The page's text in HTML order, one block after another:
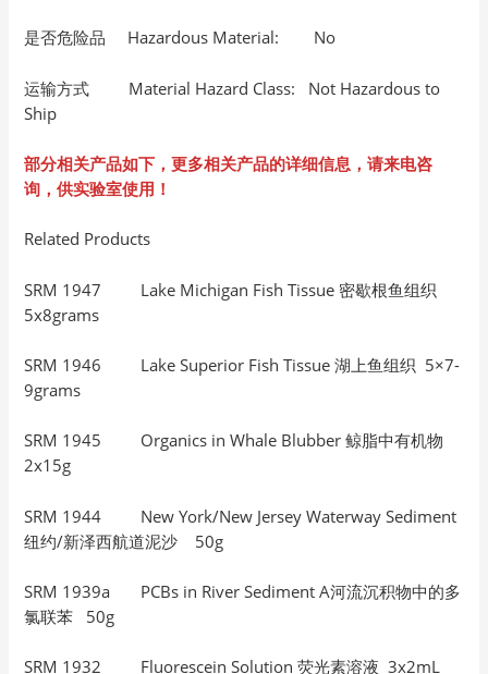
是否危险品 Hazardous Material: No
运输方式 Material Hazard Class: Not Hazardous to
Ship
部分相关产品如下，更多相关产品的详细信息，请来电咨
询，供实验室使用！
Related Products
SRM 1947 Lake Michigan Fish Tissue 密歇根鱼组织
5x8grams
SRM 1946 Lake Superior Fish Tissue 湖上鱼组织 5×7-
9grams
SRM 1945 Organics in Whale Blubber 鲸脂中有机物
2x15g
SRM 1944 New York/New Jersey Waterway Sediment
纽约/新泽西航道泥沙 50g
SRM 1939a PCBs in River Sediment A河流沉积物中的多
氯联苯 50g
SRM 1932 Fluorescein Solution 荧光素溶液 3x2mL